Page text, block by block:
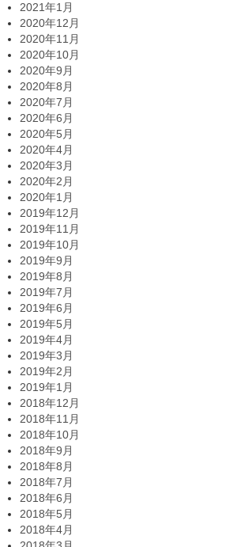
2021年1月
2020年12月
2020年11月
2020年10月
2020年9月
2020年8月
2020年7月
2020年6月
2020年5月
2020年4月
2020年3月
2020年2月
2020年1月
2019年12月
2019年11月
2019年10月
2019年9月
2019年8月
2019年7月
2019年6月
2019年5月
2019年4月
2019年3月
2019年2月
2019年1月
2018年12月
2018年11月
2018年10月
2018年9月
2018年8月
2018年7月
2018年6月
2018年5月
2018年4月